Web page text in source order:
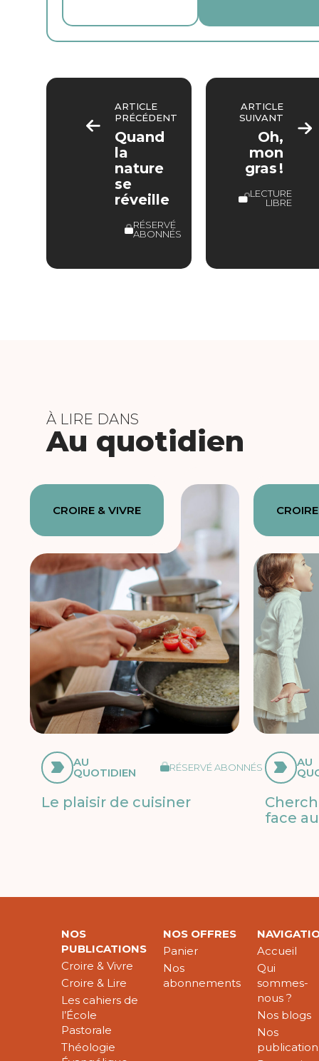
ARTICLE
PRÉCÉDENT
Quand
la
nature
se
réveille
RÉSERVÉ
ABONNÉS
ARTICLE
SUIVANT
Oh,
mon
gras !
LECTURE
LIBRE
À LIRE DANS
Au quotidien
CROIRE & VIVRE
AU
QUOTIDIEN RÉSERVÉ ABONNÉS
Le plaisir de cuisiner
AU
face
NOS
PUBLICATIONS
Croire & Vivre
Croire & Lire
Les cahiers de
l’École
Pastorale
Théologie
NOS OFFRES
Panier
Nos
abonnements
Accueil
Qui
sommes-
nous ?
Nos blogs
Nos